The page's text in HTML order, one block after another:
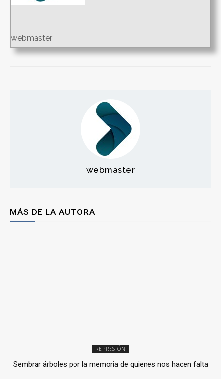
webmaster
webmaster
MÁS DE LA AUTORA
REPRESIÓN
Sembrar árboles por la memoria de quienes nos hacen falta